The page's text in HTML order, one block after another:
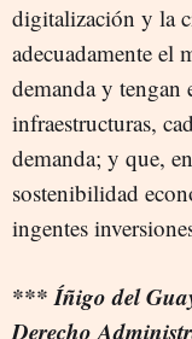
digitalización y la
adecuadamente el
demanda y tengan
infraestructuras,
demanda; y que,
sostenibilidad
ingentes
*** Íñigo del
Derecho